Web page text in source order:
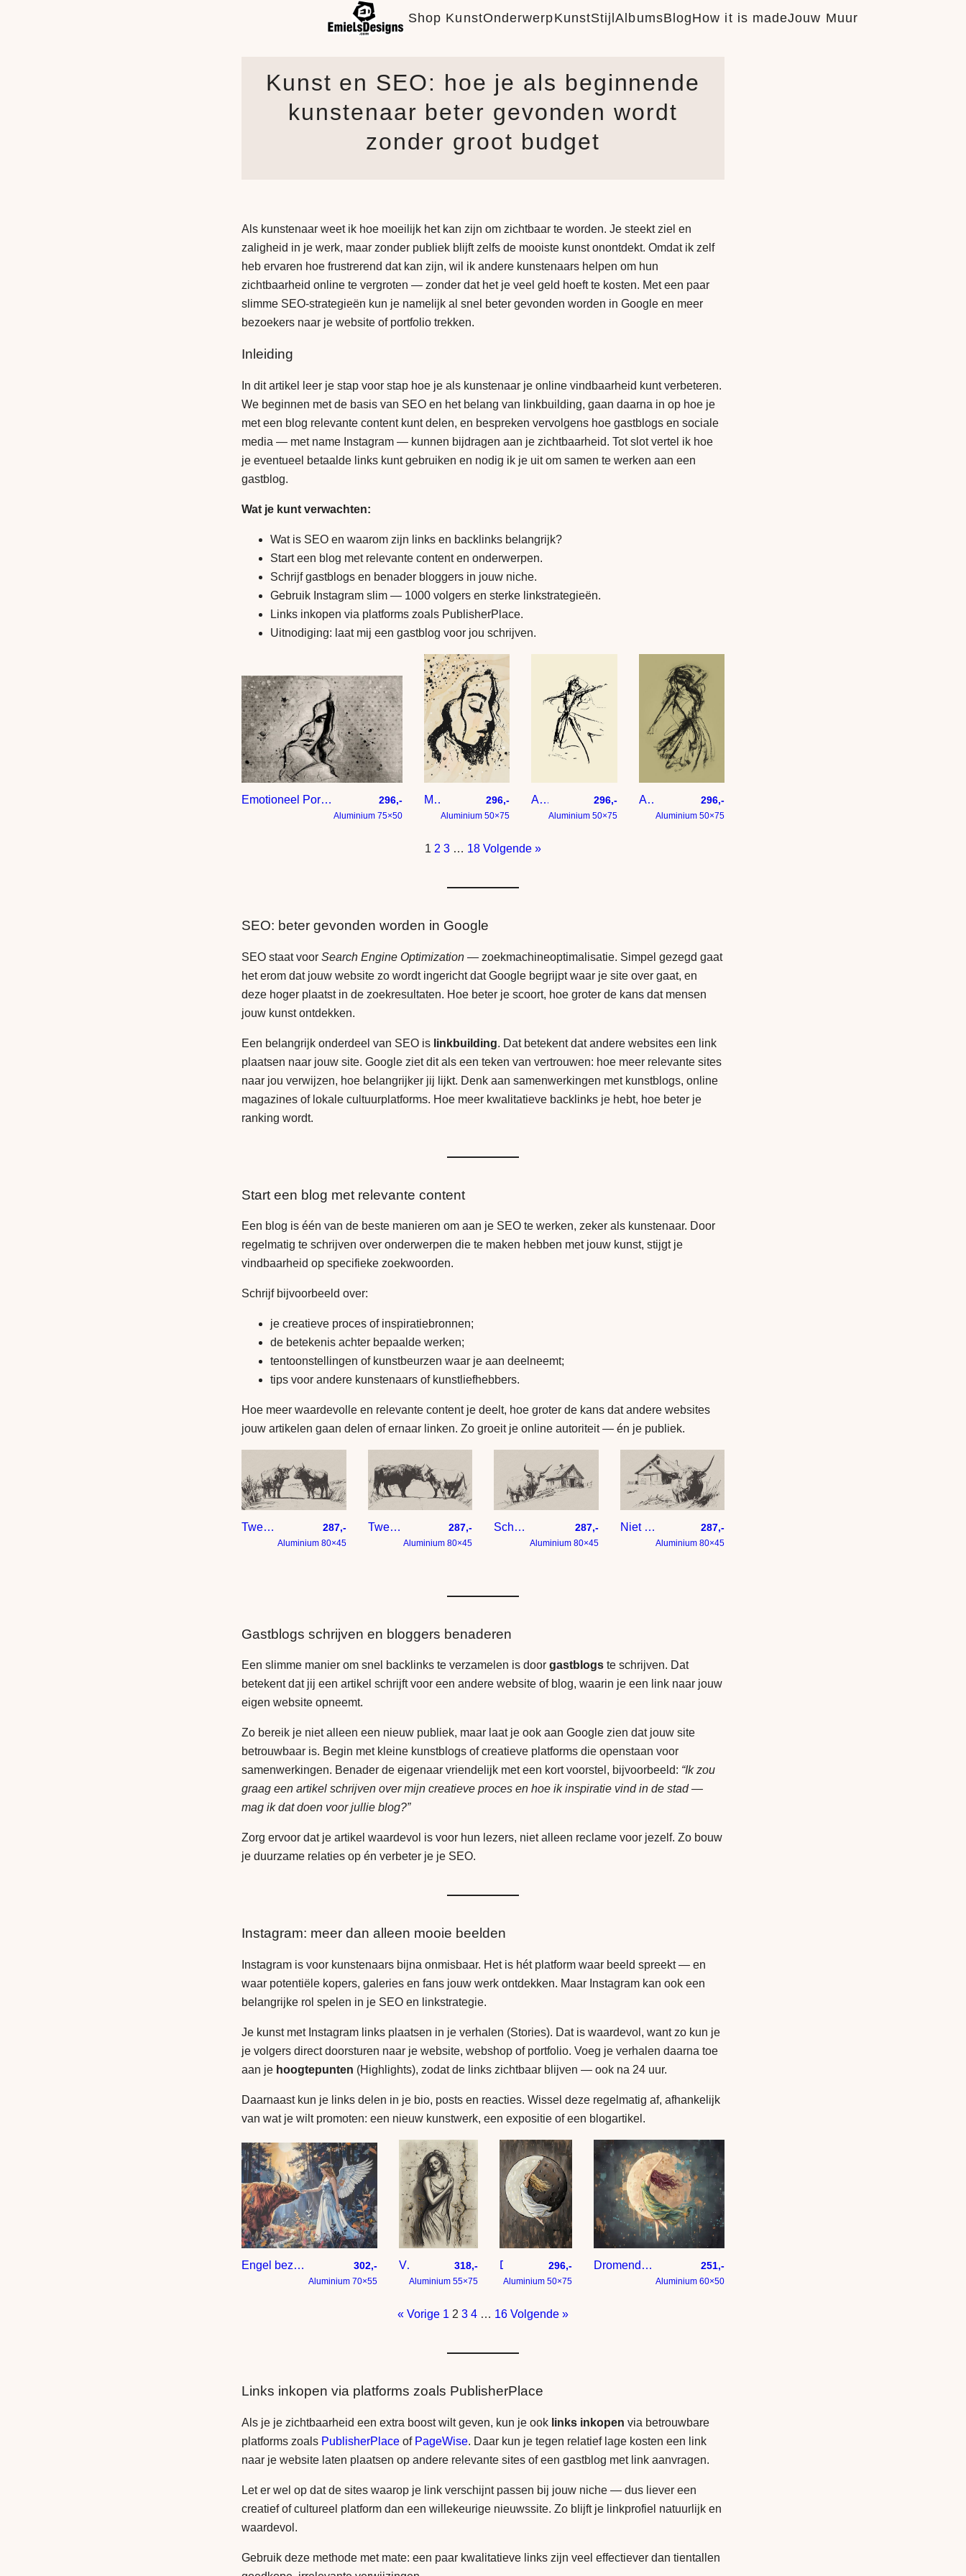
Shop KunstOnderwerpKunstStijlAlbumsBlogHow it is madeJouw Muur
Kunst en SEO: hoe je als beginnende
kunstenaar beter gevonden wordt
zonder groot budget
Als kunstenaar weet ik hoe moeilijk het kan zijn om zichtbaar te worden. Je steekt ziel en
zaligheid in je werk, maar zonder publiek blijft zelfs de mooiste kunst onontdekt. Omdat ik zelf
heb ervaren hoe frustrerend dat kan zijn, wil ik andere kunstenaars helpen om hun
zichtbaarheid online te vergroten — zonder dat het je veel geld hoeft te kosten. Met een paar
slimme SEO-strategieën kun je namelijk al snel beter gevonden worden in Google en meer
bezoekers naar je website of portfolio trekken.
Inleiding
In dit artikel leer je stap voor stap hoe je als kunstenaar je online vindbaarheid kunt verbeteren.
We beginnen met de basis van SEO en het belang van linkbuilding, gaan daarna in op hoe je
met een blog relevante content kunt delen, en bespreken vervolgens hoe gastblogs en sociale
media — met name Instagram — kunnen bijdragen aan je zichtbaarheid. Tot slot vertel ik hoe
je eventueel betaalde links kunt gebruiken en nodig ik je uit om samen te werken aan een
gastblog.
Wat je kunt verwachten:
Wat is SEO en waarom zijn links en backlinks belangrijk?
Start een blog met relevante content en onderwerpen.
Schrijf gastblogs en benader bloggers in jouw niche.
Gebruik Instagram slim — 1000 volgers en sterke linkstrategieën.
Links inkopen via platforms zoals PublisherPlace.
Uitnodiging: laat mij een gastblog voor jou schrijven.
Emotioneel Portret van een Vrouw – Abstracte Lijntekening 296,-
Aluminium 75×50
Mixed media portret in geel en zwart 296,-
Aluminium 50×75
Abstract kunstwerk danseres op zacht gele achtergrond 296,-
Aluminium 50×75
Abstract kunstwerk danseres in lime groen – houtskool tekening 296,-
Aluminium 50×75
1 2 3 … 18 Volgende »
SEO: beter gevonden worden in Google
SEO staat voor Search Engine Optimization — zoekmachineoptimalisatie. Simpel gezegd gaat
het erom dat jouw website zo wordt ingericht dat Google begrijpt waar je site over gaat, en
deze hoger plaatst in de zoekresultaten. Hoe beter je scoort, hoe groter de kans dat mensen
jouw kunst ontdekken.
Een belangrijk onderdeel van SEO is linkbuilding. Dat betekent dat andere websites een link
plaatsen naar jouw site. Google ziet dit als een teken van vertrouwen: hoe meer relevante sites
naar jou verwijzen, hoe belangrijker jij lijkt. Denk aan samenwerkingen met kunstblogs, online
magazines of lokale cultuurplatforms. Hoe meer kwalitatieve backlinks je hebt, hoe beter je
ranking wordt.
Start een blog met relevante content
Een blog is één van de beste manieren om aan je SEO te werken, zeker als kunstenaar. Door
regelmatig te schrijven over onderwerpen die te maken hebben met jouw kunst, stijgt je
vindbaarheid op specifieke zoekwoorden.
Schrijf bijvoorbeeld over:
je creatieve proces of inspiratiebronnen;
de betekenis achter bepaalde werken;
tentoonstellingen of kunstbeurzen waar je aan deelneemt;
tips voor andere kunstenaars of kunstliefhebbers.
Hoe meer waardevolle en relevante content je deelt, hoe groter de kans dat andere websites
jouw artikelen gaan delen of ernaar linken. Zo groeit je online autoriteit — én je publiek.
Twee koeien tussen de graanvelden 287,-
Aluminium 80×45
Twee hooglander koeien zijn aan het stoeien 287,-
Aluminium 80×45
Schotse hooglander bij houten schuur – tekening op papier met taupe achtergrond 287,-
Aluminium 80×45
Niet op mijn erf 287,-
Aluminium 80×45
Gastblogs schrijven en bloggers benaderen
Een slimme manier om snel backlinks te verzamelen is door gastblogs te schrijven. Dat
betekent dat jij een artikel schrijft voor een andere website of blog, waarin je een link naar jouw
eigen website opneemt.
Zo bereik je niet alleen een nieuw publiek, maar laat je ook aan Google zien dat jouw site
betrouwbaar is. Begin met kleine kunstblogs of creatieve platforms die openstaan voor
samenwerkingen. Benader de eigenaar vriendelijk met een kort voorstel, bijvoorbeeld: “Ik zou
graag een artikel schrijven over mijn creatieve proces en hoe ik inspiratie vind in de stad —
mag ik dat doen voor jullie blog?”
Zorg ervoor dat je artikel waardevol is voor hun lezers, niet alleen reclame voor jezelf. Zo bouw
je duurzame relaties op én verbeter je je SEO.
Instagram: meer dan alleen mooie beelden
Instagram is voor kunstenaars bijna onmisbaar. Het is hét platform waar beeld spreekt — en
waar potentiële kopers, galeries en fans jouw werk ontdekken. Maar Instagram kan ook een
belangrijke rol spelen in je SEO en linkstrategie.
Je kunst met Instagram links plaatsen in je verhalen (Stories). Dat is waardevol, want zo kun je
je volgers direct doorsturen naar je website, webshop of portfolio. Voeg je verhalen daarna toe
aan je hoogtepunten (Highlights), zodat de links zichtbaar blijven — ook na 24 uur.
Daarnaast kun je links delen in je bio, posts en reacties. Wissel deze regelmatig af, afhankelijk
van wat je wilt promoten: een nieuw kunstwerk, een expositie of een blogartikel.
Engel bezoekt schotse hooglander 302,-
Aluminium 70×55
Vrouw bij muur met klaprozen 318,-
Aluminium 55×75
296,-
Aluminium 50×75
Dromende Vrouw voor de Maan – Moderne Spirituele Kunst aan de Muur 251,-
Aluminium 60×50
« Vorige 1 2 3 4 … 16 Volgende »
Links inkopen via platforms zoals PublisherPlace
Als je je zichtbaarheid een extra boost wilt geven, kun je ook links inkopen via betrouwbare
platforms zoals PublisherPlace of PageWise. Daar kun je tegen relatief lage kosten een link
naar je website laten plaatsen op andere relevante sites of een gastblog met link aanvragen.
Let er wel op dat de sites waarop je link verschijnt passen bij jouw niche — dus liever een
creatief of cultureel platform dan een willekeurige nieuwssite. Zo blijft je linkprofiel natuurlijk en
waardevol.
Gebruik deze methode met mate: een paar kwalitatieve links zijn veel effectiever dan tientallen